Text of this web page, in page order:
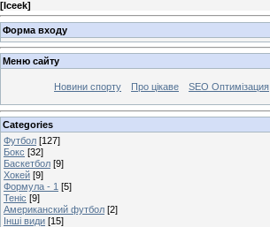
[Iceek]
Форма входу
Меню сайту
Новини спорту Про цікаве SEO Оптимізация
Categories
Футбол [127]
Бокс [32]
Баскетбол [9]
Хокей [9]
Формула - 1 [5]
Теніс [9]
Американский футбол [2]
Інші види [15]